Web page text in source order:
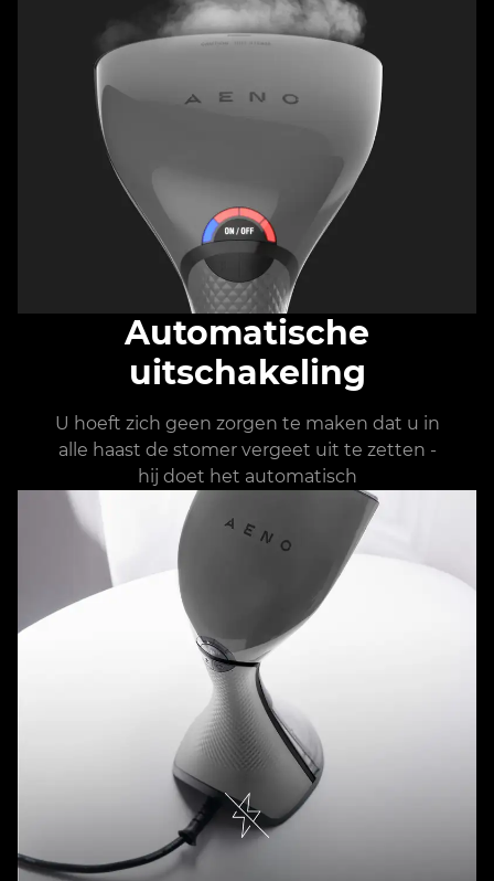
Automatische
uitschakeling
U hoeft zich geen zorgen te maken dat u in
alle haast de stomer vergeet uit te zetten -
hij doet het automatisch